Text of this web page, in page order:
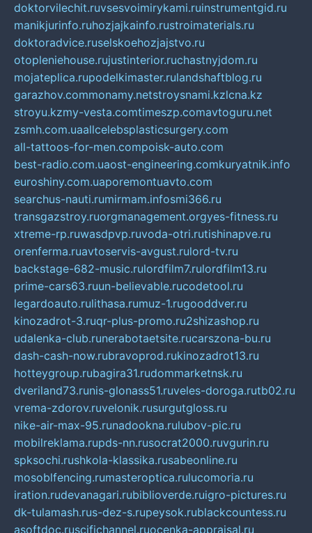
doktorvilechit.ruvsesvoimirykami.ruinstrumentgid.ru
manikjurinfo.ruhozjajkainfo.rustroimaterials.ru
doktoradvice.ruselskoehozjajstvo.ru
otopleniehouse.rujustinterior.ruchastnyjdom.ru
mojateplica.rupodelkimaster.rulandshaftblog.ru
garazhov.commonamy.netstroysnami.kzlcna.kz
stroyu.kzmy-vesta.comtimeszp.comavtoguru.net
zsmh.com.uaallcelebsplasticsurgery.com
all-tattoos-for-men.compoisk-auto.com
best-radio.com.uaost-engineering.comkuryatnik.info
euroshiny.com.uaporemontuavto.com
searchus-nauti.rumirmam.infosmi366.ru
transgazstroy.ruorgmanagement.orgyes-fitness.ru
xtreme-rp.ruwasdpvp.ruvoda-otri.rutishinapve.ru
orenferma.ruavtoservis-avgust.rulord-tv.ru
backstage-682-music.rulordfilm7.rulordfilm13.ru
prime-cars63.ruun-believable.rucodetool.ru
legardoauto.rulithasa.rumuz-1.rugooddver.ru
kinozadrot-3.ruqr-plus-promo.ru2shizashop.ru
udalenka-club.runerabotaetsite.rucarszona-bu.ru
dash-cash-now.rubravoprod.rukinozadrot13.ru
hotteygroup.rubagira31.rudommarketnsk.ru
dveriland73.runis-glonass51.ruveles-doroga.rutb02.ru
vrema-zdorov.ruvelonik.rusurgutgloss.ru
nike-air-max-95.runadookna.rulubov-pic.ru
mobilreklama.rupds-nn.rusocrat2000.ruvgurin.ru
spksochi.rushkola-klassika.rusabeonline.ru
mosoblfencing.rumasteroptica.rulucomoria.ru
iration.rudevanagari.rubiblioverde.ruigro-pictures.ru
dk-tulamash.rus-dez-s.rupeysok.rublackcountess.ru
asoftdoc.ruscifichannel.ruocenka-appraisal.ru